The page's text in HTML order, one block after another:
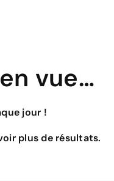
vue…
jour !
plus de résultats.